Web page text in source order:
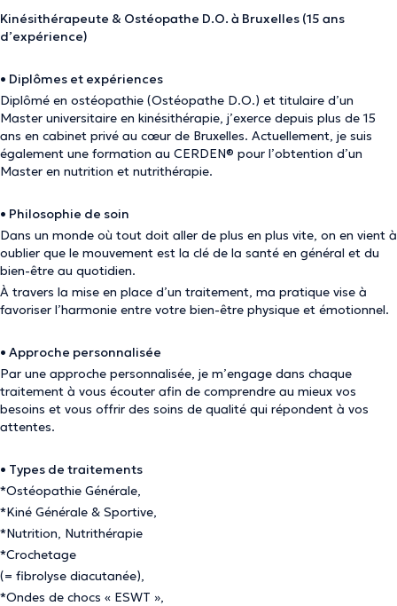
Kinésithérapeute & Ostéopathe D.O. à Bruxelles (15 ans
d’expérience)
• Diplômes et expériences
Diplômé en ostéopathie (Ostéopathe D.O.) et titulaire d’un
Master universitaire en kinésithérapie, j’exerce depuis plus de 15
ans en cabinet privé au cœur de Bruxelles. Actuellement, je suis
également une formation au CERDEN® pour l’obtention d’un
Master en nutrition et nutrithérapie.
• Philosophie de soin
Dans un monde où tout doit aller de plus en plus vite, on en vient à
oublier que le mouvement est la clé de la santé en général et du
bien-être au quotidien.
À travers la mise en place d’un traitement, ma pratique vise à
favoriser l’harmonie entre votre bien-être physique et émotionnel.
• Approche personnalisée
Par une approche personnalisée, je m’engage dans chaque
traitement à vous écouter afin de comprendre au mieux vos
besoins et vous offrir des soins de qualité qui répondent à vos
attentes.
• Types de traitements
*Ostéopathie Générale,
*Kiné Générale & Sportive,
*Nutrition, Nutrithérapie
*Crochetage
(= fibrolyse diacutanée),
*Ondes de chocs « ESWT »,